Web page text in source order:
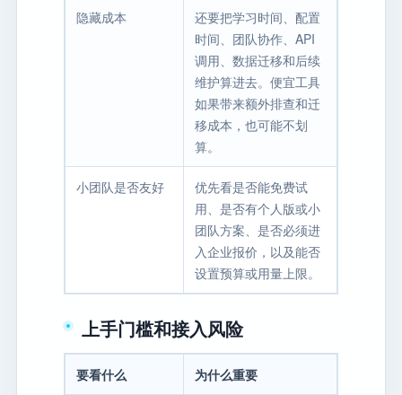
隐藏成本
还要把学习时间、配置
时间、团队协作、API
调用、数据迁移和后续
维护算进去。便宜工具
如果带来额外排查和迁
移成本，也可能不划
算。
小团队是否友好
优先看是否能免费试
用、是否有个人版或小
团队方案、是否必须进
入企业报价，以及能否
设置预算或用量上限。
上手门槛和接入风险
要看什么 为什么重要